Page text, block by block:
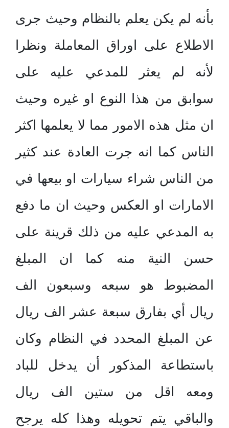
بأنه لم يكن يعلم بالنظام وحيث جرى
الاطلاع على اوراق المعاملة ونظرا
لأنه لم يعثر للمدعي عليه على
سوابق من هذا النوع او غيره وحيث
ان مثل هذه الامور مما لا يعلمها اكثر
الناس كما انه جرت العادة عند كثير
من الناس شراء سيارات او بيعها في
الامارات او العكس وحيث ان ما دفع
به المدعي عليه من ذلك قرينة على
حسن النية منه كما ان المبلغ
المضبوط هو سبعه وسبعون الف
ريال أي بفارق سبعة عشر الف ريال
عن المبلغ المحدد في النظام وكان
باستطاعة المذكور أن يدخل للباد
ومعه اقل من ستين الف ريال
والباقي يتم تحويله وهذا كله يرجح